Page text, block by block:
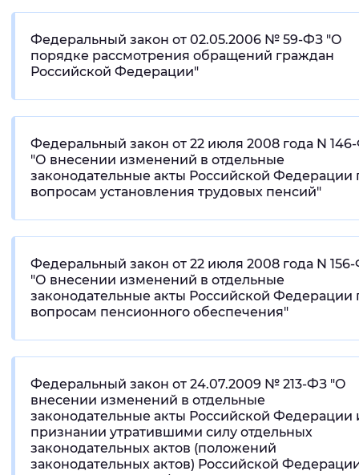
Федеральный закон от 02.05.2006 № 59-ФЗ "О
порядке рассмотрения обращений граждан
Российской Федерации"
Федеральный закон от 22 июля 2008 года N
"О внесении изменений в отдельные
законодательные акты Российской Федерации
вопросам установления трудовых пенсий"
Федеральный закон от 22 июля 2008 года N
"О внесении изменений в отдельные
законодательные акты Российской Федерации
вопросам пенсионного обеспечения"
Федеральный закон от 24.07.2009 № 213-ФЗ "О
внесении изменений в отдельные
законодательные акты Российской Федерации
признании утратившими силу отдельных
законодательных актов (положений
законодательных актов) Российской